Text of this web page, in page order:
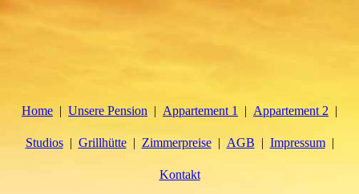
Home Unsere Pension Appartement 1 Appartement 2
Studios Grillhütte Zimmerpreise AGB Impressum
Kontakt